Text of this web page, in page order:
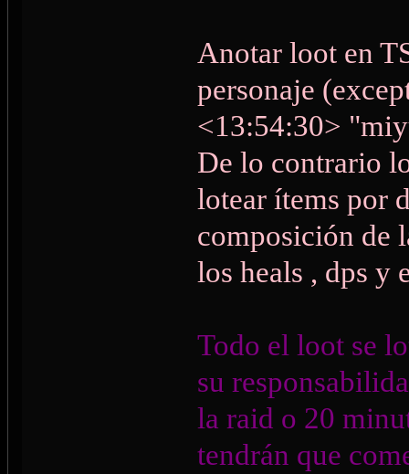
Anotar loot en
personaje
<13:54:30>
De lo contrario
lotear ítems por
composición de
los heals , dps y
Todo el loot se
su
la raid o 20
tendrán que